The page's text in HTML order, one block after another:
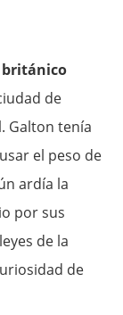
de
. Galton tenía
el peso de
ardía la
por sus
de la
de